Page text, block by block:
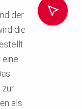
der
die
eine
zur
als